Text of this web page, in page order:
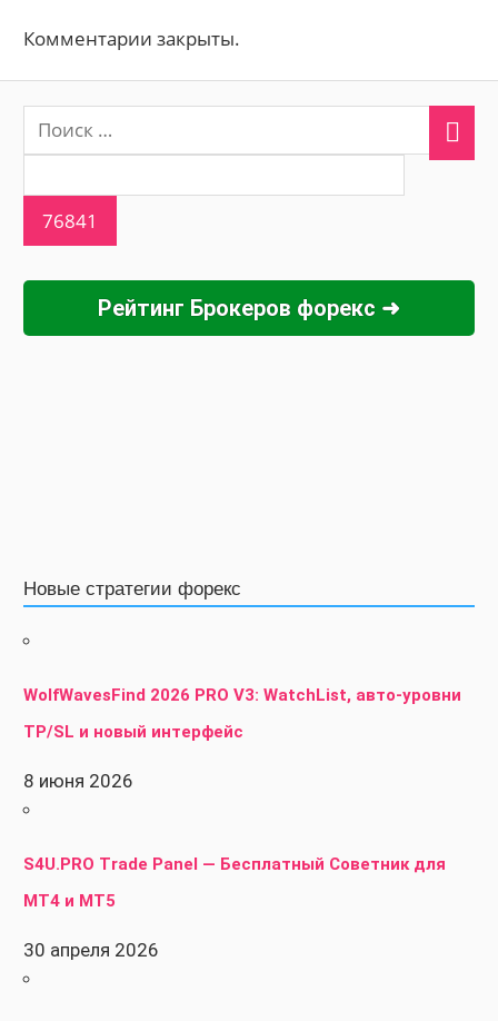
Комментарии закрыты.
Рейтинг Брокеров форекс ➜
Новые стратегии форекс
WolfWavesFind 2026 PRO V3: WatchList, авто-уровни
TP/SL и новый интерфейс
8 июня 2026
S4U.PRO Trade Panel — Бесплатный Советник для
MT4 и MT5
30 апреля 2026